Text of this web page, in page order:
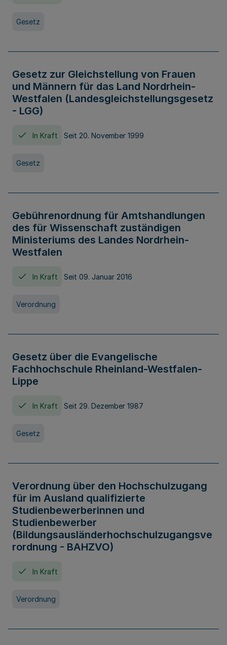
Gesetz
Gesetz zur Gleichstellung von Frauen
und Männern für das Land Nordrhein-
Westfalen (Landesgleichstellungsgesetz
- LGG)
In Kraft Seit 20. November 1999
Gesetz
Gebührenordnung für Amtshandlungen
des für Wissenschaft zuständigen
Ministeriums des Landes Nordrhein-
Westfalen
In Kraft Seit 09. Januar 2016
Verordnung
Gesetz über die Evangelische
Fachhochschule Rheinland-Westfalen-
Lippe
In Kraft Seit 29. Dezember 1987
Gesetz
Verordnung über den Hochschulzugang
für im Ausland qualifizierte
Studienbewerberinnen und
Studienbewerber
(Bildungsausländerhochschulzugangsve
rordnung - BAHZVO)
In Kraft
Verordnung